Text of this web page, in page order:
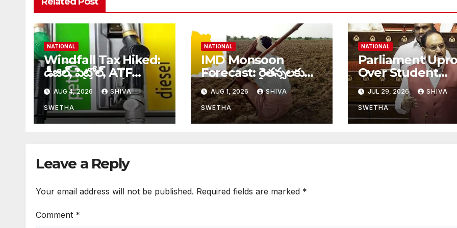
NATIONAL
Windfall Tax Hiked:
డీజిల్, పెట్రోల్, ATF
ఎగుమతులపై భారీగా
Windfall Tax పెంపు…
AUG 4, 2026 SHIVA
SWETHA
NATIONAL
IMD Monsoon
Forecast: రైతన్నలకు
చేదు వార్త, ఆగస్టు,
సెప్టెంబర్‌లలో తగ్గనున్న
వర్షాలు…
AUG 1, 2026 SHIVA
SWETHA
NATIONAL
Parliament
Over Student
Protests:
పాల్గొంటే పోలీసు
సిద్ధపడాల్సిందే”…
JUL 29, 2026 SHIVA
SWETHA
Leave a Reply
Your email address will not be published. Required fields are marked *
Comment *